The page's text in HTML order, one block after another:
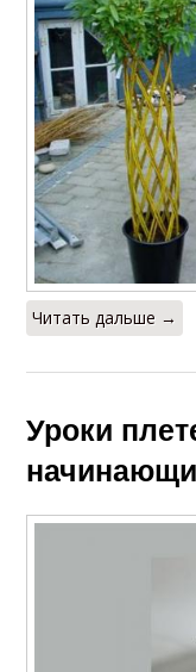
Читать дальше →
Уроки